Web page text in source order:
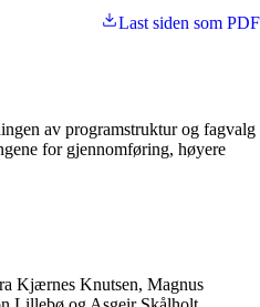
Last siden som PDF
av programstruktur og fagvalg
for gjennomføring, høyere
Kjærnes Knutsen, Magnus